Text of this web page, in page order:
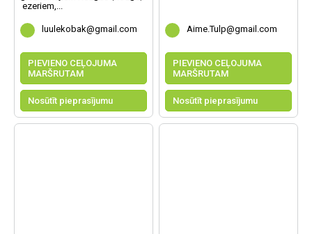
ezeriem,...
luulekobak@gmail.com
PIEVIENO CEĻOJUMA
MARŠRUTAM
Nosūtīt pieprasījumu
Aime.Tulp@gmail.com
PIEVIENO CEĻOJUMA
MARŠRUTAM
Nosūtīt pieprasījumu